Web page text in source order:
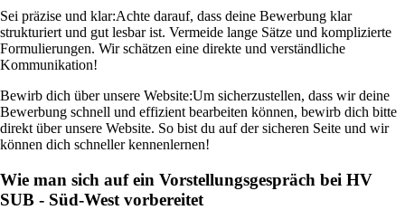
Sei präzise und klar:Achte darauf, dass deine Bewerbung klar
strukturiert und gut lesbar ist. Vermeide lange Sätze und komplizierte
Formulierungen. Wir schätzen eine direkte und verständliche
Kommunikation!
Bewirb dich über unsere Website:Um sicherzustellen, dass wir deine
Bewerbung schnell und effizient bearbeiten können, bewirb dich bitte
direkt über unsere Website. So bist du auf der sicheren Seite und wir
können dich schneller kennenlernen!
Wie man sich auf ein Vorstellungsgespräch bei HV
SUB - Süd-West vorbereitet